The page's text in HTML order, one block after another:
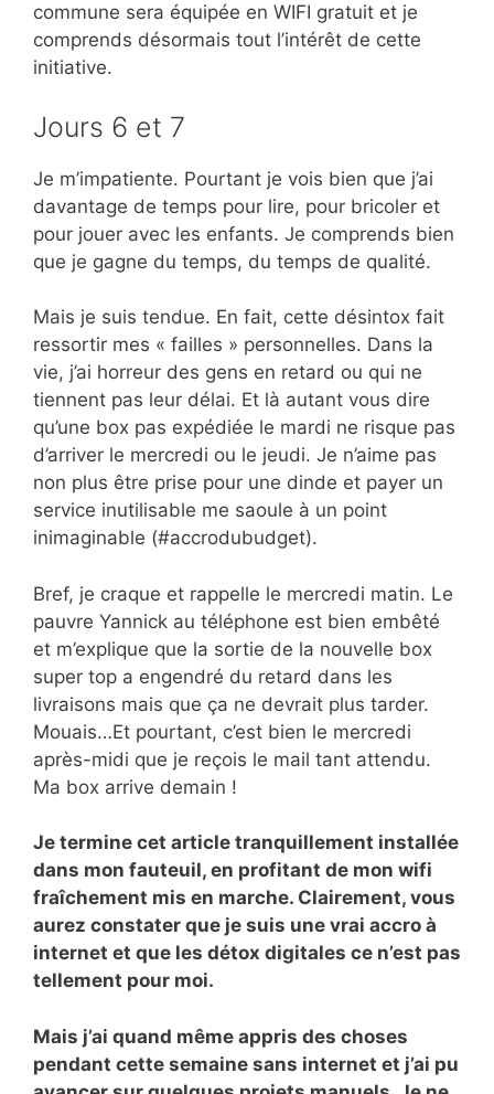
commune sera équipée en WIFI gratuit et je
comprends désormais tout l’intérêt de cette
initiative.
Jours 6 et 7
Je m’impatiente. Pourtant je vois bien que j’ai
davantage de temps pour lire, pour bricoler et
pour jouer avec les enfants. Je comprends bien
que je gagne du temps, du temps de qualité.
Mais je suis tendue. En fait, cette désintox fait
ressortir mes « failles » personnelles. Dans la
vie, j’ai horreur des gens en retard ou qui ne
tiennent pas leur délai. Et là autant vous dire
qu’une box pas expédiée le mardi ne risque pas
d’arriver le mercredi ou le jeudi. Je n’aime pas
non plus être prise pour une dinde et payer un
service inutilisable me saoule à un point
inimaginable (#accrodubudget).
Bref, je craque et rappelle le mercredi matin. Le
pauvre Yannick au téléphone est bien embêté
et m’explique que la sortie de la nouvelle box
super top a engendré du retard dans les
livraisons mais que ça ne devrait plus tarder.
Mouais…Et pourtant, c’est bien le mercredi
après-midi que je reçois le mail tant attendu.
Ma box arrive demain !
Je termine cet article tranquillement installée
dans mon fauteuil, en profitant de mon wifi
fraîchement mis en marche. Clairement, vous
aurez constater que je suis une vrai accro à
internet et que les détox digitales ce n’est pas
tellement pour moi.
Mais j’ai quand même appris des choses
pendant cette semaine sans internet et j’ai pu